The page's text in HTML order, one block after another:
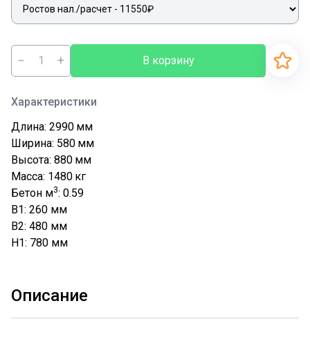
− + В корзину
Характеристики
Длина: 2990 мм
Ширина: 580 мм
Высота: 880 мм
Масса: 1480 кг
Бетон м3: 0.59
B1: 260 мм
B2: 480 мм
H1: 780 мм
Описание